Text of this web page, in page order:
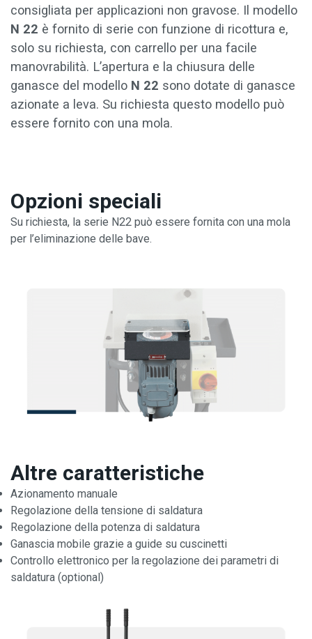
consigliata per applicazioni non gravose. Il modello
N 22 è fornito di serie con funzione di ricottura e,
solo su richiesta, con carrello per una facile
manovrabilità. L’apertura e la chiusura delle
ganasce del modello N 22 sono dotate di ganasce
azionate a leva. Su richiesta questo modello può
essere fornito con una mola.
Opzioni speciali
Su richiesta, la serie N22 può essere fornita con una mola
per l’eliminazione delle bave.
Altre caratteristiche
Azionamento manuale
Regolazione della tensione di saldatura
Regolazione della potenza di saldatura
Ganascia mobile grazie a guide su cuscinetti
Controllo elettronico per la regolazione dei parametri di
saldatura (optional)